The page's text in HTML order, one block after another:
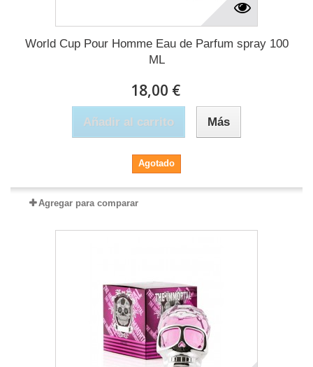
World Cup Pour Homme Eau de Parfum spray 100
ML
18,00 €
Añadir al carrito Más
Agotado
Agregar para comparar